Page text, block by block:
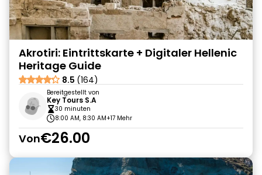
Akrotiri: Eintrittskarte + Digitaler Hellenic
Heritage Guide
8.5 (164)
Bereitgestellt von
Key Tours S.A
30 minuten
8:00 AM, 8:30 AM+17 Mehr
Von€26.00